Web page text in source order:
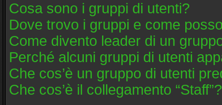
Cosa sono i gruppi di utenti?
Dove trovo i gruppi e come
Come divento leader di un
Perché alcuni gruppi di utenti
Che cos’è un gruppo di utenti
Che cos’è il collegamento “Staff”?